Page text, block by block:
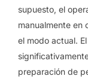
supuesto, el
manualmente en
el modo actual.
preparación de